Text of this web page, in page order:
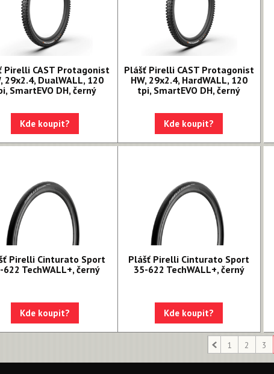
Pirelli CAST Protagonist
29x2.4, DualWALL, 120
SmartEVO DH, černý
Kde koupit?
Plášť Pirelli CAST Protagonist
HW, 29x2.4, HardWALL, 120
tpi, SmartEVO DH, černý
Kde koupit?
Pirelli Cinturato Sport
622 TechWALL+, černý
Kde koupit?
Plášť Pirelli Cinturato Sport
35-622 TechWALL+, černý
Kde koupit?
1 2 3